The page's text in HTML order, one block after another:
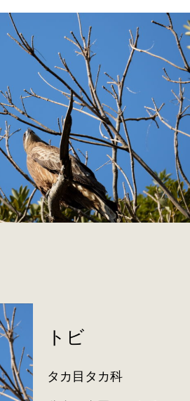
トビ
タカ目タカ科